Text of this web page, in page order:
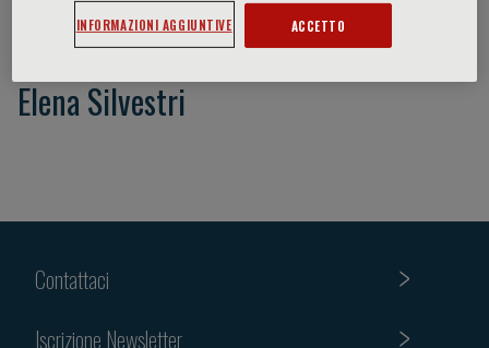
Elena Silvestri
Contattaci
Iscrizione Newsletter
INFORMAZIONI AGGIUNTIVE ACCETTO